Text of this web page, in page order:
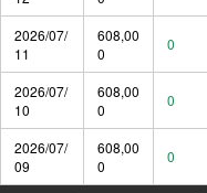
2026/07/
11
608,00
0
0
2026/07/
10
608,00
0
0
2026/07/
09
608,00
0
0